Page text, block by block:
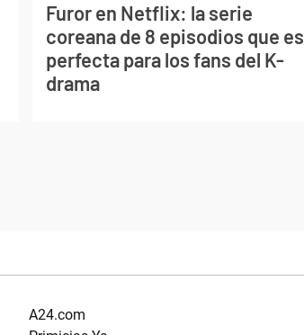
Furor en Netflix: la serie
coreana de 8 episodios que es
perfecta para los fans del K-
drama
A24.com